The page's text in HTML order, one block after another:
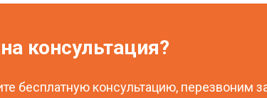
консультация?
бесплатную консультацию, перезвоним